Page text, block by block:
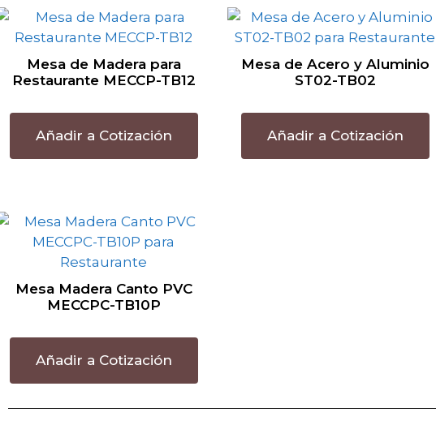
Mesa de Madera para
Restaurante MECCP-TB12
Añadir a Cotización
Mesa de Acero y Aluminio
ST02-TB02
Añadir a Cotización
Mesa Madera Canto PVC
MECCPC-TB10P
Añadir a Cotización